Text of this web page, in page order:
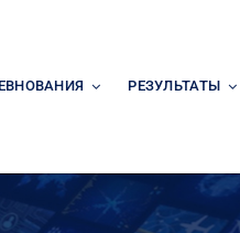
РЕЗУЛЬТАТЫ